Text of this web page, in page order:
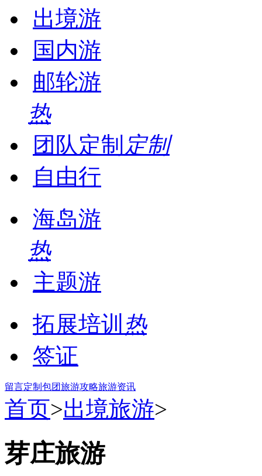
出境游
国内游
邮轮游
热
团队定制 定制
自由行
海岛游
热
主题游
拓展培训 热
签证
留言定制包团旅游攻略旅游资讯
首页>出境旅游>
芽庄旅游